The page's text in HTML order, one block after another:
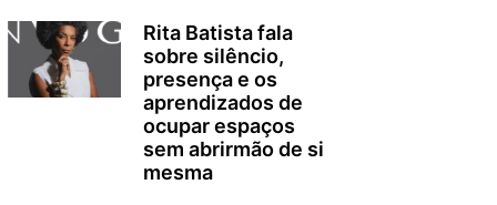
Rita Batista fala
sobre silêncio,
presença e os
aprendizados de
ocupar espaços
sem abrirmão de si
mesma